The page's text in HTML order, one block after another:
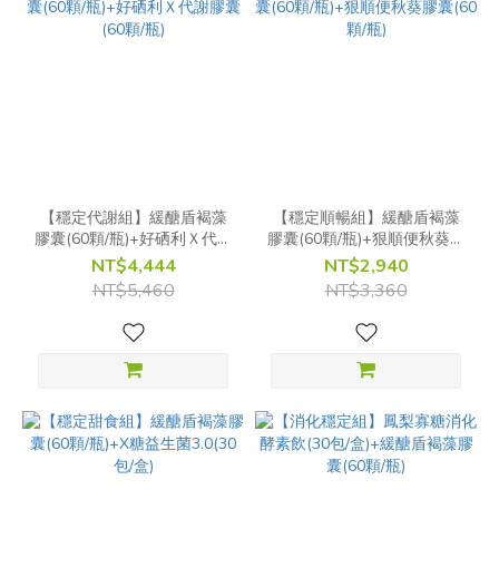
【穩定代謝組】緩醣盾褐藻
膠囊(60顆/瓶)+好硒利Ｘ代謝
膠囊(60顆/瓶)
NT$4,444
NT$5,460
【穩定順暢組】緩醣盾褐藻
膠囊(60顆/瓶)+狠順便秋葵膠
囊(60顆/瓶)
NT$2,940
NT$3,360